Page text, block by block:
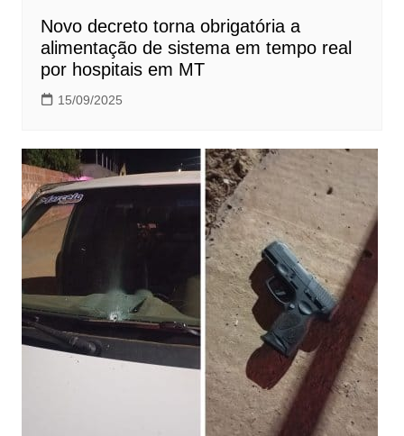
Novo decreto torna obrigatória a
alimentação de sistema em tempo real
por hospitais em MT
15/09/2025